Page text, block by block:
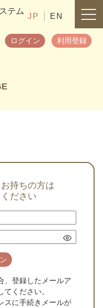
テム
ログイン
利用登録
JP EN
持ちの方は
ださい
、登録したメールア
てください。
スに手続きメールが